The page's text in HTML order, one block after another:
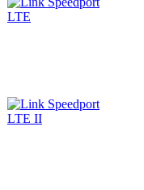
LTE
Speedport
LTE II